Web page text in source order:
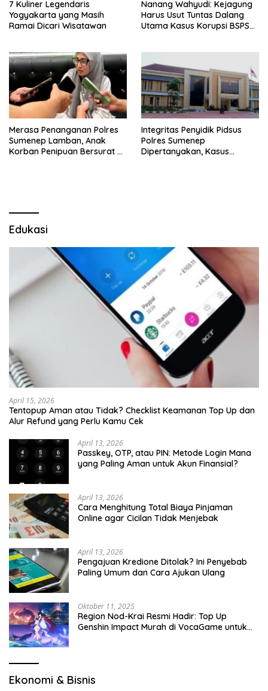
7 Kuliner Legendaris
Yogyakarta yang Masih
Ramai Dicari Wisatawan
Nanang Wahyudi: Kejagung
Harus Usut Tuntas Dalang
Utama Kasus Korupsi BSPS
Merasa Penanganan Polres
Sumenep Lamban, Anak
Korban Penipuan Bersurat ke
Integritas Penyidik Pidsus
Polres Sumenep
Dipertanyakan, Kasus
Edukasi
April 15, 2026
Tentopup Aman atau Tidak? Checklist Keamanan Top Up dan
Alur Refund yang Perlu Kamu Cek
April 13, 2026
Passkey, OTP, atau PIN: Metode Login Mana
yang Paling Aman untuk Akun Finansial?
April 13, 2026
Cara Menghitung Total Biaya Pinjaman
Online agar Cicilan Tidak Menjebak
April 13, 2026
Pengajuan Kredione Ditolak? Ini Penyebab
Paling Umum dan Cara Ajukan Ulang
Oktober 11, 2025
Region Nod-Krai Resmi Hadir: Top Up
Genshin Impact Murah di VocaGame untuk
Ekonomi & Bisnis